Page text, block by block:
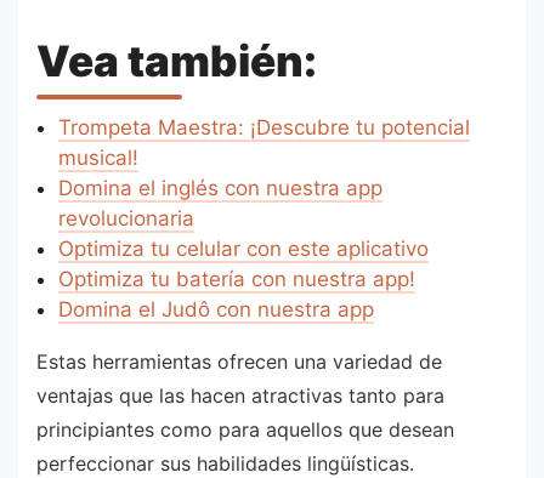
Vea también:
Trompeta Maestra: ¡Descubre tu potencial
musical!
Domina el inglés con nuestra app
revolucionaria
Optimiza tu celular con este aplicativo
Optimiza tu batería con nuestra app!
Domina el Judô con nuestra app
Estas herramientas ofrecen una variedad de
ventajas que las hacen atractivas tanto para
principiantes como para aquellos que desean
perfeccionar sus habilidades lingüísticas.